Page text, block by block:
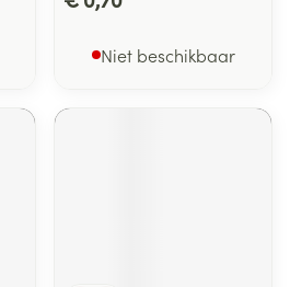
Niet beschikbaar